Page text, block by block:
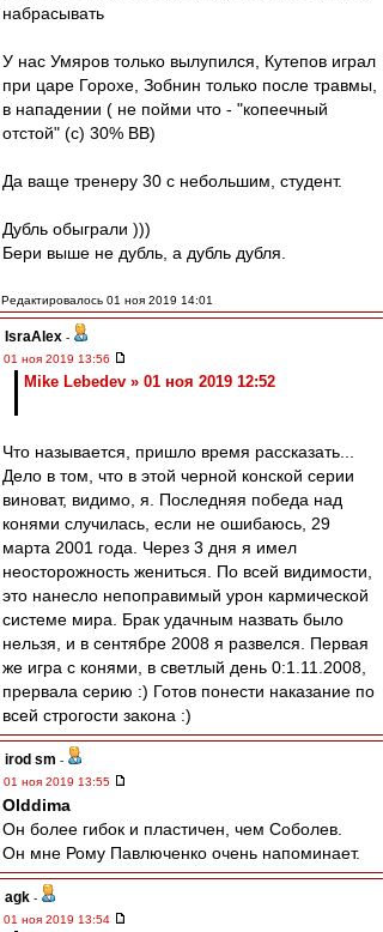
набрасывать
У нас Умяров только вылупился, Кутепов играл
при царе Горохе, Зобнин только после травмы,
в нападении ( не пойми что - "копеечный
отстой" (с) 30% ВВ)
Да ваще тренеру 30 с небольшим, студент.
Дубль обыграли )))
Бери выше не дубль, а дубль дубля.
Редактировалось 01 ноя 2019 14:01
IsraAlex -
01 ноя 2019 13:56
Mike Lebedev » 01 ноя 2019 12:52
Что называется, пришло время рассказать...
Дело в том, что в этой черной конской серии
виноват, видимо, я. Последняя победа над
конями случилась, если не ошибаюсь, 29
марта 2001 года. Через 3 дня я имел
неосторожность жениться. По всей видимости,
это нанесло непоправимый урон кармической
системе мира. Брак удачным назвать было
нельзя, и в сентябре 2008 я развелся. Первая
же игра с конями, в светлый день 0:1.11.2008,
прервала серию :) Готов понести наказание по
всей строгости закона :)
irod sm -
01 ноя 2019 13:55
Olddima
Он более гибок и пластичен, чем Соболев.
Он мне Рому Павлюченко очень напоминает.
agk -
01 ноя 2019 13:54